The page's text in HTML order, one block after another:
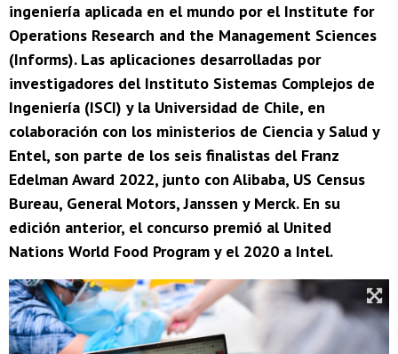
ingeniería aplicada en el mundo por el Institute for
Operations Research and the Management Sciences
(Informs). Las aplicaciones desarrolladas por
investigadores del Instituto Sistemas Complejos de
Ingeniería (ISCI) y la Universidad de Chile, en
colaboración con los ministerios de Ciencia y Salud y
Entel, son parte de los seis finalistas del Franz
Edelman Award 2022, junto con Alibaba, US Census
Bureau, General Motors, Janssen y Merck. En su
edición anterior, el concurso premió al United
Nations World Food Program y el 2020 a Intel.